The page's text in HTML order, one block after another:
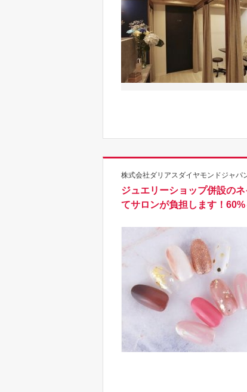
株式会社ダリアスダイヤモンドジャパ
ジュエリーショップ併設の
てサロンが負担します！